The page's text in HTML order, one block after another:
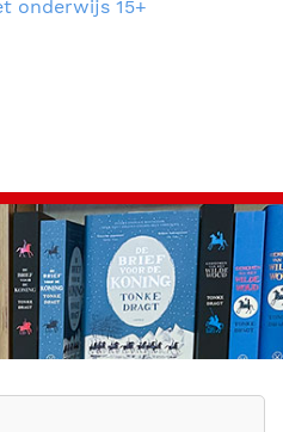
onderwijs 15+